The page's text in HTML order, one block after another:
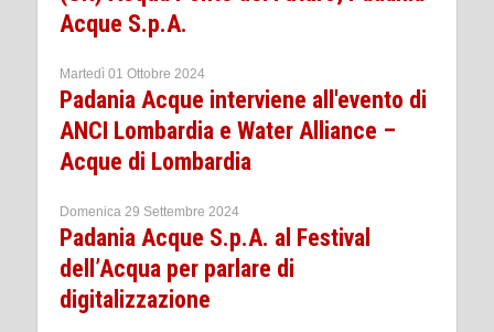
Acque S.p.A.
Martedì 01 Ottobre 2024
Padania Acque interviene all'evento di
ANCI Lombardia e Water Alliance –
Acque di Lombardia
Domenica 29 Settembre 2024
Padania Acque S.p.A. al Festival
dell’Acqua per parlare di
digitalizzazione